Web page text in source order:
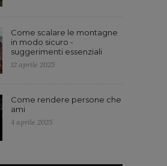
Come scalare le montagne
in modo sicuro -
suggerimenti essenziali
12 aprile 2025
Come rendere persone che
ami
4 aprile 2025